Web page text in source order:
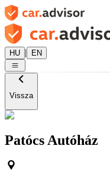
HU | EN
Vissza
Patócs Autóház